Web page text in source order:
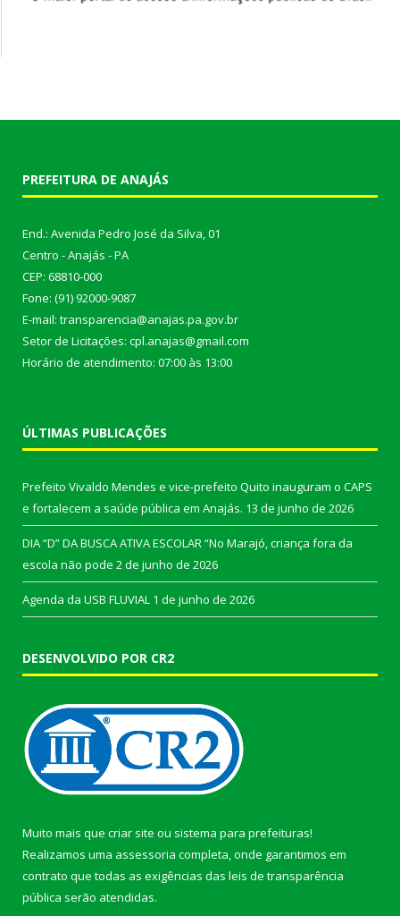
PREFEITURA DE ANAJÁS
End.: Avenida Pedro José da Silva, 01
Centro - Anajás - PA
CEP: 68810-000
Fone: (91) 92000-9087
E-mail: transparencia@anajas.pa.gov.br
Setor de Licitações: cpl.anajas@gmail.com
Horário de atendimento: 07:00 às 13:00
ÚLTIMAS PUBLICAÇÕES
Prefeito Vivaldo Mendes e vice-prefeito Quito inauguram o CAPS
e fortalecem a saúde pública em Anajás. 13 de junho de 2026
DIA “D” DA BUSCA ATIVA ESCOLAR “No Marajó, criança fora da
escola não pode 2 de junho de 2026
Agenda da USB FLUVIAL 1 de junho de 2026
DESENVOLVIDO POR CR2
Muito mais que criar site ou sistema para prefeituras!
Realizamos uma assessoria completa, onde garantimos em
contrato que todas as exigências das leis de transparência
pública serão atendidas.